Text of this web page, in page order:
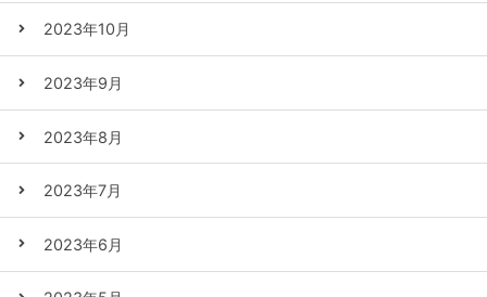
2023年10月
2023年9月
2023年8月
2023年7月
2023年6月